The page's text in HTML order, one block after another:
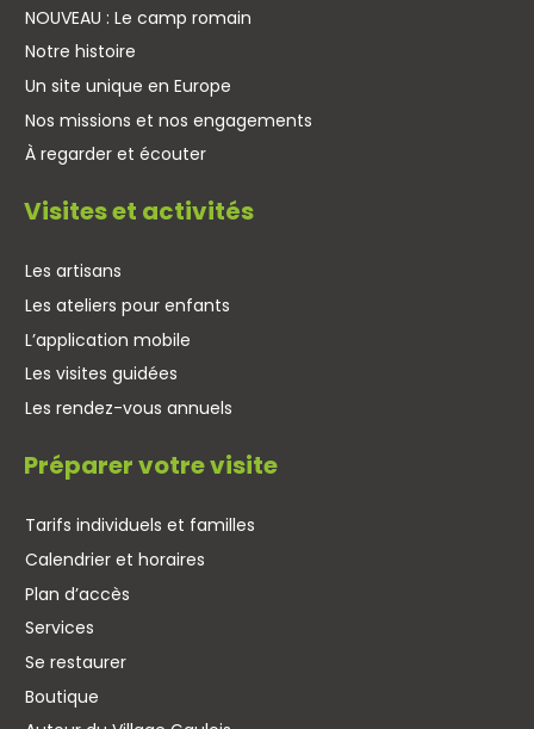
NOUVEAU : Le camp romain
Notre histoire
Un site unique en Europe
Nos missions et nos engagements
À regarder et écouter
Visites et activités
Les artisans
Les ateliers pour enfants
L’application mobile
Les visites guidées
Les rendez-vous annuels
Préparer votre visite
Tarifs individuels et familles
Calendrier et horaires
Plan d’accès
Services
Se restaurer
Boutique